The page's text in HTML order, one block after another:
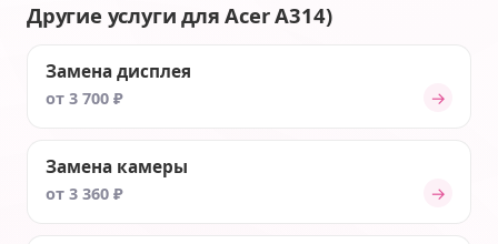
Другие услуги для Acer A314)
Замена дисплея
от 3 700 ₽ →
Замена камеры
от 3 360 ₽ →